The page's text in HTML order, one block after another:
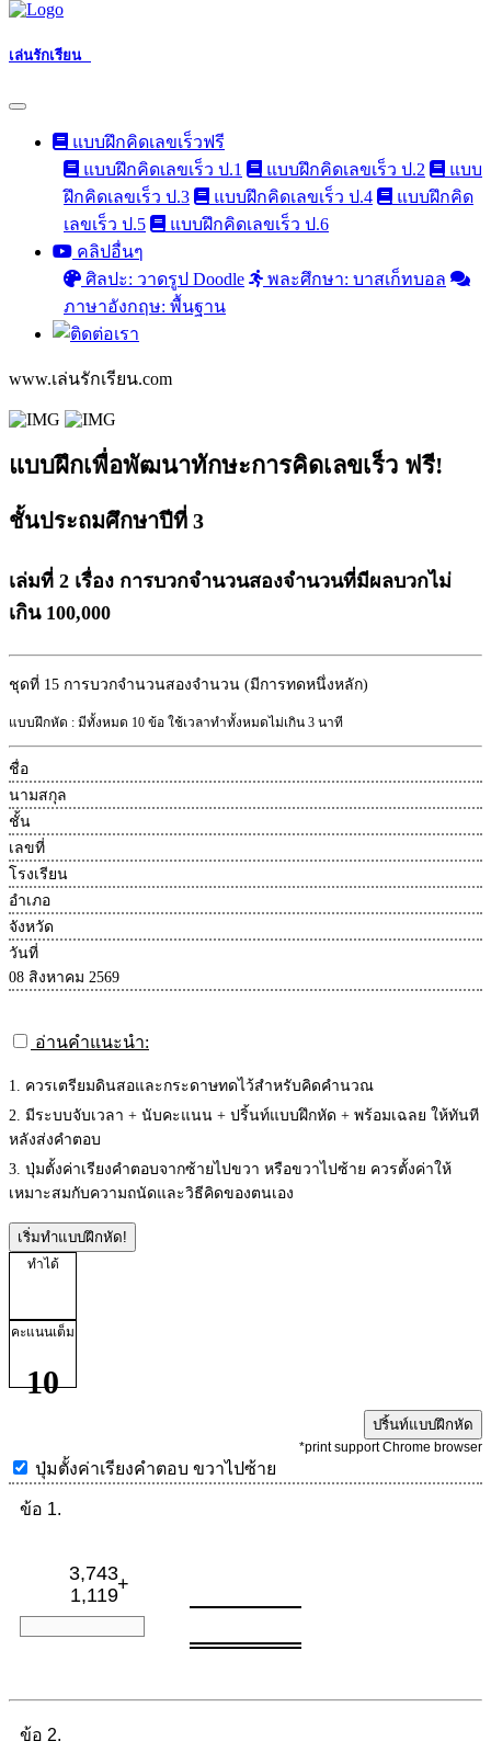
เล่นรักเรียน
แบบฝึกคิดเลขเร็วฟรี
แบบฝึกคิดเลขเร็ว ป.1
แบบฝึกคิดเลขเร็ว ป.2
แบบ
ฝึกคิดเลขเร็ว ป.3
แบบฝึกคิดเลขเร็ว ป.4
แบบฝึกคิด
เลขเร็ว ป.5
แบบฝึกคิดเลขเร็ว ป.6
คลิปอื่นๆ
ศิลปะ: วาดรูป Doodle
พละศึกษา: บาสเก็ทบอล
ภาษาอังกฤษ: พื้นฐาน
www.เล่นรักเรียน.com
แบบฝึกเพื่อพัฒนาทักษะการคิดเลขเร็ว ฟรี!
ชั้นประถมศึกษาปีที่ 3
เล่มที่ 2 เรื่อง การบวกจำนวนสองจำนวนที่มีผลบวกไม่
เกิน 100,000
ชุดที่ 15 การบวกจำนวนสองจำนวน (มีการทดหนึ่งหลัก)
แบบฝึกหัด : มีทั้งหมด 10 ข้อ ใช้เวลาทำทั้งหมดไม่เกิน 3 นาที
ชื่อ
นามสกุล
ชั้น
เลขที่
โรงเรียน
อำเภอ
จังหวัด
วันที่
08 สิงหาคม 2569
อ่านคำแนะนำ:
1. ควรเตรียมดินสอและกระดาษทดไว้สำหรับคิดคำนวณ
2. มีระบบจับเวลา + นับคะแนน + ปริ้นท์แบบฝึกหัด + พร้อมเฉลย ให้ทันที
หลังส่งคำตอบ
3. ปุ่มตั้งค่าเรียงคำตอบจากซ้ายไปขวา หรือขวาไปซ้าย ควรตั้งค่าให้
เหมาะสมกับความถนัดและวิธีคิดของตนเอง
เริ่มทำแบบฝึกหัด!
ทำได้
คะแนนเต็ม
10
ปริ้นท์แบบฝึกหัด
*print support Chrome browser
ปุ่มตั้งค่าเรียงคำตอบ ขวาไปซ้าย
ข้อ 1.
3,743
+
1,119
ข้อ 2.